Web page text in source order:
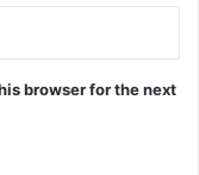
browser for the next